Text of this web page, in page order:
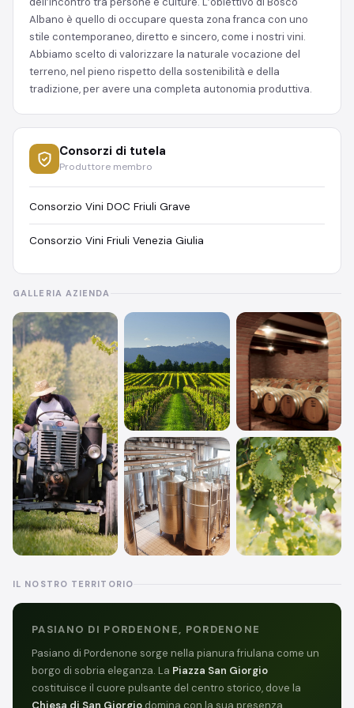
Albano è quello di occupare questa zona franca con uno
stile contemporaneo, diretto e sincero, come i nostri vini.
Abbiamo scelto di valorizzare la naturale vocazione del
terreno, nel pieno rispetto della sostenibilità e della
tradizione, per avere una completa autonomia produttiva.
Consorzi di tutela
Produttore membro
Consorzio Vini DOC Friuli Grave
Consorzio Vini Friuli Venezia Giulia
GALLERIA AZIENDA
IL NOSTRO TERRITORIO
PASIANO DI PORDENONE, PORDENONE
Pasiano di Pordenone sorge nella pianura friulana come un
borgo di sobria eleganza. La Piazza San Giorgio
costituisce il cuore pulsante del centro storico, dove la